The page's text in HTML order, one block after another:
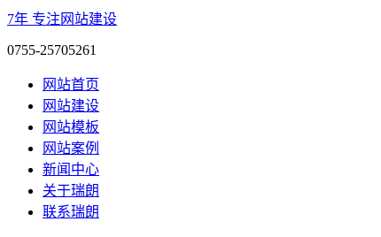
7年 专注网站建设
0755-25705261
网站首页
网站建设
网站模板
网站案例
新闻中心
关于瑞朗
联系瑞朗